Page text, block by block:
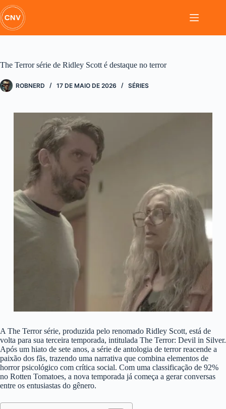
Pular
para
o
conteúdo
The Terror série de Ridley Scott é destaque no terror
ROBNERD 17 DE MAIO DE 2026 SÉRIES
A The Terror série, produzida pelo renomado Ridley Scott, está de
volta para sua terceira temporada, intitulada The Terror: Devil in Silver.
Após um hiato de sete anos, a série de antologia de terror reacende a
paixão dos fãs, trazendo uma narrativa que combina elementos de
horror psicológico com crítica social. Com uma classificação de 92%
no Rotten Tomatoes, a nova temporada já começa a gerar conversas
entre os entusiastas do gênero.